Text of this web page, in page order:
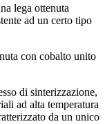
lega ottenuta
ad un certo tipo
con cobalto unito
di sinterizzazione,
ad alta temperatura
da un unico